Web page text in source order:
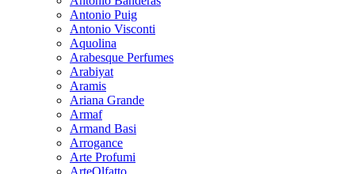
Antonio Puig
Antonio Visconti
Aquolina
Arabesque Perfumes
Arabiyat
Aramis
Ariana Grande
Armaf
Armand Basi
Arrogance
Arte Profumi
ArteOlfatto